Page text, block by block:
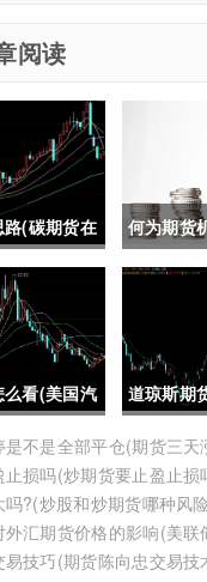
阅读
(碳期货在
何为期货
看(美国汽
道琼斯期
少位(道琼
是多少位
易技巧(期货陈向忠交易技